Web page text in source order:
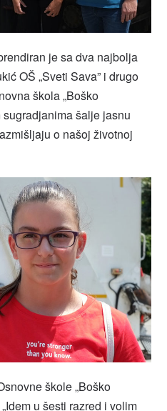
je sa dva najbolja
OŠ „Sveti Sava” i drugo
škola „Boško
šalje jasnu
o našoj životnoj
škole „Boško
u šesti razred i volim